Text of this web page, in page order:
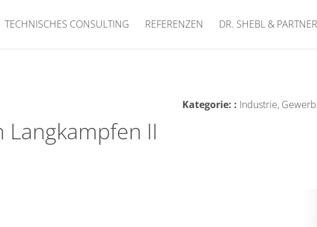
TECHNISCHES CONSULTING REFERENZEN DR. SHEBL & PARTNER
II
Kategorie: : Industrie,